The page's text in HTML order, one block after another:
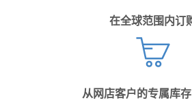
在全球范围内订
从网店客户的专属库